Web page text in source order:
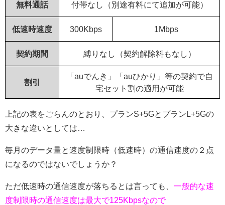
無料通話 付帯なし（別途有料にて追加が可能）
低速時速度 300Kbps 1Mbps
契約期間 縛りなし（契約解除料もなし）
割引
「auでんき」「auひかり」等の契約で自
宅セット割の適用が可能
上記の表をごらんのとおり、プランS+5GとプランL+5Gの
大きな違いとしては…
毎月のデータ量と速度制限時（低速時）の通信速度の２点
になるのではないでしょうか？
ただ低速時の通信速度が落ちるとは言っても、 一般的な速
度制限時の通信速度は最大で125Kbpsなので